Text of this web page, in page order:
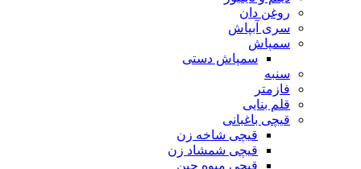
روغن دان
سری آبپاش
سمپاش
سمپاش دستی
سنبه
فازمتر
قلم بنایی
قیچی باغبانی
قیچی شاخه زن
قیچی شمشاد زن
قیچی میوه چین